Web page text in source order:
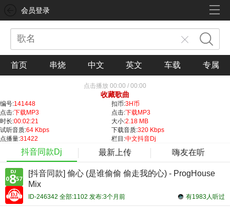
会员登录
首页 串烧 中文 英文 车载 专属
点击播放 00:00 / 00:00
收藏歌曲
编号:141448 扣币:3H币
点击:下载MP3 点击:下载MP3
时长:00:02:21 大小:2.18 MB
试听音质:64 Kbps 下载音质:320 Kbps
点播量:31422 栏目:中文抖音Dj
抖音同款Dj 最新上传 嗨友在听
[抖音同款] 偷心 (是谁偷偷 偷走我的心) - ProgHouse
Mix
有1983人听过
ID-246342 全部:1102 发布:3个月前